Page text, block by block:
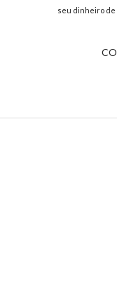
seu dinheiro de